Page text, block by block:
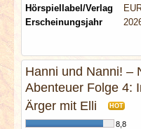
Hörspiellabel/Verlag
Erscheinungsjahr
Hanni und Nanni! –
Abenteuer Folge 4:
Ärger mit Elli
HOT
8,8